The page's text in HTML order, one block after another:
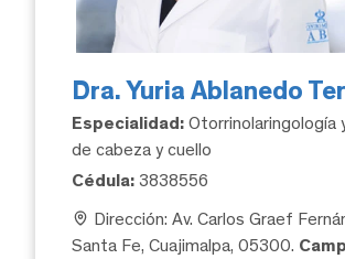
Dra. Yuria Ablanedo
Especialidad: Otorrinolaringología
de cabeza y cuello
Cédula: 3838556
Dirección: Av. Carlos Graef
Santa Fe, Cuajimalpa, 05300.